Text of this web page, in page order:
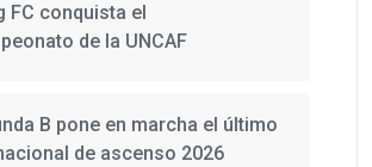
FC conquista el
de la UNCAF
B pone en marcha el último
de ascenso 2026